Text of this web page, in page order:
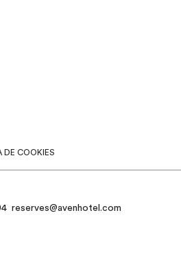
DE COOKIES
reserves@avenhotel.com